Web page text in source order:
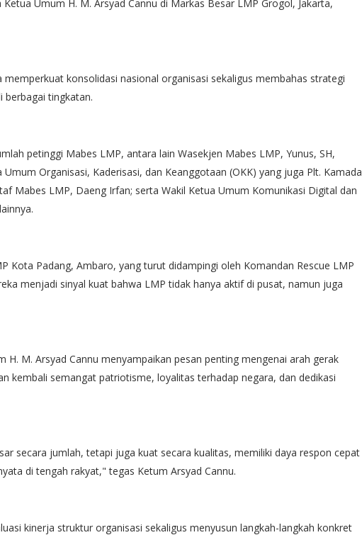
Umum H. M. Arsyad Cannu di Markas Besar LMP Grogol, Jakarta,
konsolidasi nasional organisasi sekaligus membahas strategi
berbagai tingkatan.
petinggi Mabes LMP, antara lain Wasekjen Mabes LMP, Yunus, SH,
Organisasi, Kaderisasi, dan Keanggotaan (OKK) yang juga Plt. Kamada
Mabes LMP, Daeng Irfan; serta Wakil Ketua Umum Komunikasi Digital dan
Kota Padang, Ambaro, yang turut didampingi oleh Komandan Rescue LMP
menjadi sinyal kuat bahwa LMP tidak hanya aktif di pusat, namun juga
M. Arsyad Cannu menyampaikan pesan penting mengenai arah gerak
kembali semangat patriotisme, loyalitas terhadap negara, dan dedikasi
secara jumlah, tetapi juga kuat secara kualitas, memiliki daya respon cepat
di tengah rakyat," tegas Ketum Arsyad Cannu.
kinerja struktur organisasi sekaligus menyusun langkah-langkah konkret